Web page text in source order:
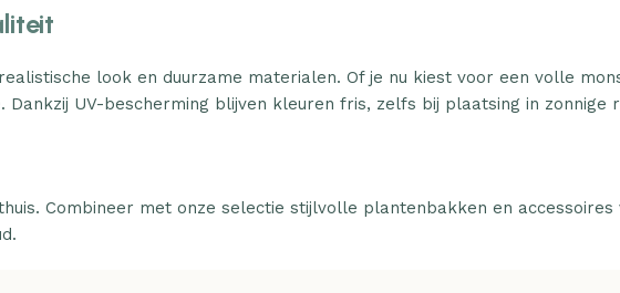
look en duurzame materialen. Of je nu kiest voor een volle
UV-bescherming blijven kleuren fris, zelfs bij plaatsing in zonnige
Combineer met onze selectie stijlvolle plantenbakken en